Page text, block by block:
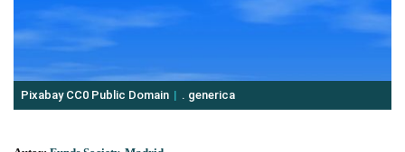
Pixabay CC0 Public Domain . generica